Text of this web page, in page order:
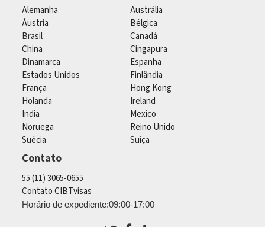
Alemanha
Austrália
Áustria
Bélgica
Brasil
Canadá
China
Cingapura
Dinamarca
Espanha
Estados Unidos
Finlândia
França
Hong Kong
Holanda
Ireland
India
Mexico
Noruega
Reino Unido
Suécia
Suíça
Contato
55 (11) 3065-0655
Contato CIBTvisas
Horário de expediente:09:00-17:00